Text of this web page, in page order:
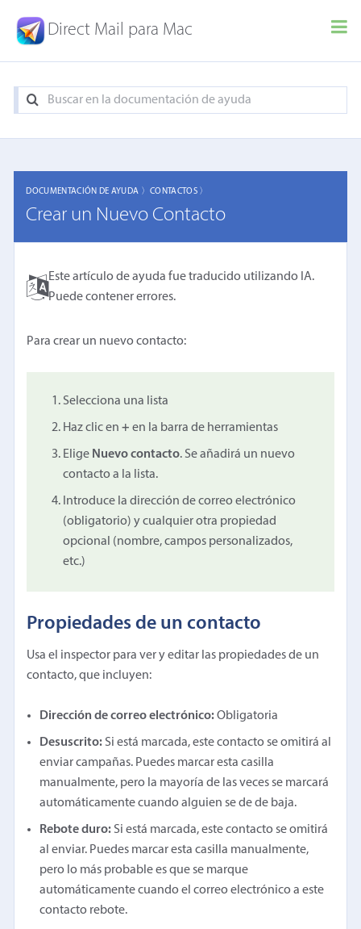
Direct Mail para Mac
DOCUMENTACIÓN DE AYUDA 〉CONTACTOS 〉
Crear un Nuevo Contacto
Este artículo de ayuda fue traducido utilizando IA.
Puede contener errores.
Para crear un nuevo contacto:
Selecciona una lista
Haz clic en+ en la barra de herramientas
Elige Nuevo contacto. Se añadirá un nuevo
contacto a la lista.
Introduce la dirección de correo electrónico
(obligatorio) y cualquier otra propiedad
opcional (nombre, campos personalizados,
etc.)
Propiedades de un contacto
Usa el inspector para ver y editar las propiedades de un
contacto, que incluyen:
Dirección de correo electrónico:Obligatoria
Desuscrito: Si está marcada, este contacto se omitirá al
enviar campañas. Puedes marcar esta casilla
manualmente, pero la mayoría de las veces se marcará
automáticamente cuando alguien se de de baja.
Rebote duro: Si está marcada, este contacto se omitirá
al enviar. Puedes marcar esta casilla manualmente,
pero lo más probable es que se marque
automáticamente cuando el correo electrónico a este
contacto rebote.